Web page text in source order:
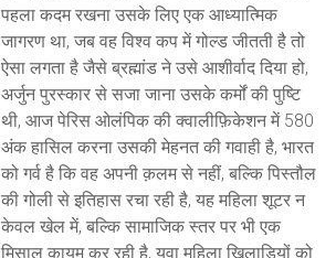
पहला कदम रखना उसके लिए एक आध्यात्मिक
जागरण था, जब वह विश्व कप में गोल्ड जीतती है तो
ऐसा लगता है जैसे ब्रह्मांड ने उसे आशीर्वाद दिया हो,
अर्जुन पुरस्कार से सजा जाना उसके कर्मों की पुष्टि
थी, आज पेरिस ओलंपिक की क्वालीफ़िकेशन में 580
अंक हासिल करना उसकी मेहनत की गवाही है, भारत
को गर्व है कि वह अपनी क़लम से नहीं, बल्कि पिस्तौल
की गोली से इतिहास रचा रही है, यह महिला शूटर न
केवल खेल में, बल्कि सामाजिक स्तर पर भी एक
मिसाल कायम कर रही है, युवा महिला खिलाड़ियों को